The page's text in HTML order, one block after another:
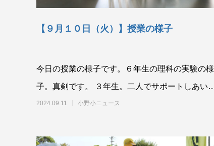
【９月１０日（火）】授業の様子
今日の授業の様子です。６年生の理科の実験の様
子。真剣です。 ３年生。二人でサポートしあいな
がら授業が進みます。
2024.09.11 小野小ニュース